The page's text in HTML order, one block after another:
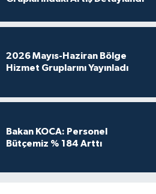
2026 Mayıs-Haziran Bölge
Hizmet Gruplarını Yayınladı
Bakan KOCA: Personel
Bütçemiz % 184 Arttı